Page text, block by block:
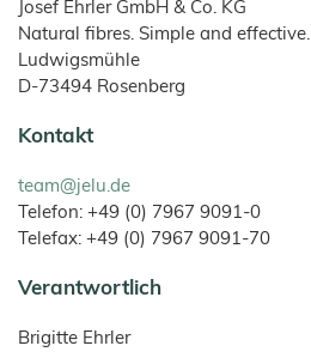
Teigwaren
Molkereiprodukte
Süßwaren
/
Gewürze
–
Cellulose
JELUCEL®
Pflanzenfasern
Bambusfaser
WF
–
JELUCEL®
OF
Schweine
Pferde
Kaninchen
Hunde
Katzen
Tiereinstreu
Katzenstreu
und
Großtiere
und
JELUVET®
Lignocellulose
Tiereinstreu
COSYFLOCK®
JELUDRY®
Bauchemie
Mörtel
Putz
Bodenbeläge
Wood-
Kunststoffe
Kartonagen
Schweißelektroden
Produkte
Funktionelle
Cellulose
HM
T1
HM
JELUCEL
Holzfaserstoffe
HAHO
JELUXYL
HW
Sonstige
Karriere
Herstellung
Anfahrt
AGB
Impressum
Josef Ehrler GmbH & Co. KG
Natural fibres. Simple and effective.
Ludwigsmühle
D-73494 Rosenberg
Kontakt
team@jelu.de
Telefon: +49 (0) 7967 9091-0
Telefax: +49 (0) 7967 9091-70
Verantwortlich
Brigitte Ehrler